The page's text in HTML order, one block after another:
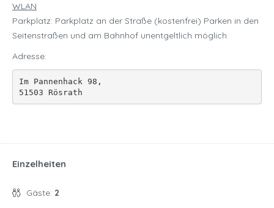
WLAN
Parkplatz: Parkplatz an der Straße (kostenfrei) Parken in den
Seitenstraßen und am Bahnhof unentgeltlich möglich
Adresse:
Im Pannenhack 98,
51503 Rösrath
Einzelheiten
Gäste: 2